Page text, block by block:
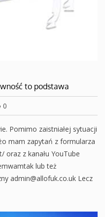
to podstawa
0
Pomimo zaistniałej sytuacji
mam zapytań z formularza
oraz z kanału YouTube
lub też
admin@allofuk.co.uk Lecz